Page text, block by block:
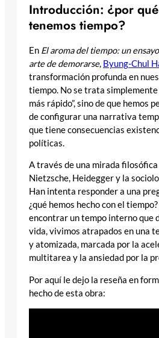
Introducción: ¿por
tenemos tiempo?
En El aroma del tiempo: un
arte de demorarse, Byung-Chul
transformación profunda en
tiempo. No se trata simplemente
más rápido”, sino de que hemos
de configurar una narrativa
que tiene consecuencias
políticas.
A través de una mirada
Nietzsche, Heidegger y la
Han intenta responder a una
¿qué hemos hecho con el
encontrar un tempo interno que
vida, vivimos atrapados en una
y atomizada, marcada por la
multitarea y la ansiedad por la
Por aquí le dejo la reseña en
hecho de esta obra: